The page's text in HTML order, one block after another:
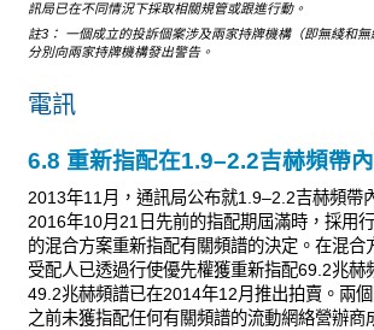
訊局已在不同情況下採取相關規管或跟進行動。
註3： 一個成立的投訴個案涉及兩家持牌機構（即無綫和
分別向兩家持牌機構發出警告。
電訊
6.8 重新指配在1.9–2.2吉赫頻帶
2013年11月，通訊局公布就1.9–2.2吉赫頻帶
2016年10月21日先前的指配期屆滿時，採用
的混合方案重新指配有關頻譜的決定。在混合
受配人已透過行使優先權獲重新指配69.2兆赫
49.2兆赫頻譜已在2014年12月推出拍賣。兩
之前未獲指配任何有關頻譜的流動網絡營辦商